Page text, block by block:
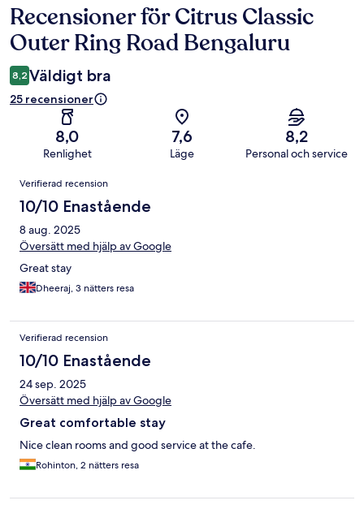
Recensioner
Recensioner för Citrus Classic
Outer Ring Road Bengaluru
8,2 Väldigt bra
25 recensioner
8,0
Renlighet
7,6
Läge
8,2
Personal och service
Recensioner
Verifierad recension
10/10 Enastående
8 aug. 2025
Översätt med hjälp av Google
Great stay
Dheeraj, 3 nätters resa
Verifierad recension
10/10 Enastående
24 sep. 2025
Översätt med hjälp av Google
Great comfortable stay
Nice clean rooms and good service at the cafe.
Rohinton, 2 nätters resa